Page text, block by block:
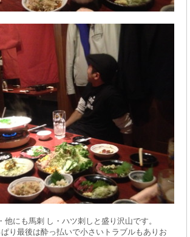
他にも馬刺 し・ハツ刺しと盛り沢山です。
り最後は酔っ払いで小さいトラブルもありお